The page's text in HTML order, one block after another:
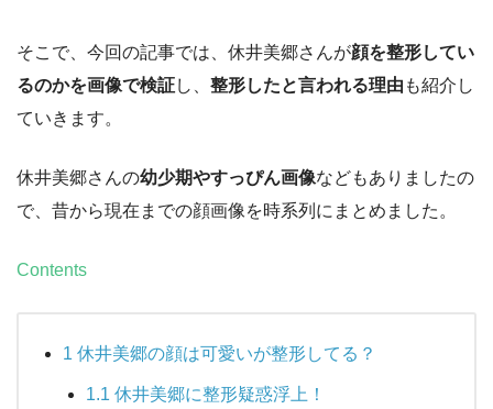
そこで、今回の記事では、休井美郷さんが顔を整形してい
るのかを画像で検証し、 整形したと言われる理由 も紹介し
ていきます。
休井美郷さんの幼少期やすっぴん画像などもありましたの
で、昔から現在までの顔画像を時系列にまとめました。
Contents
1 休井美郷の顔は可愛いが整形してる？
1.1 休井美郷に整形疑惑浮上！